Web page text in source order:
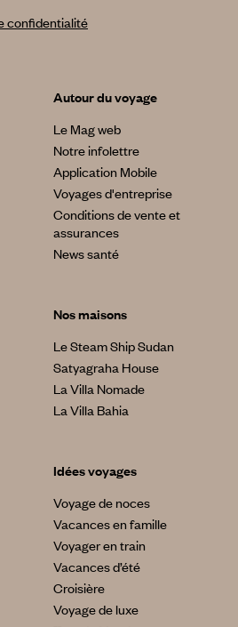
confidentialité
Autour du voyage
Le Mag web
Notre infolettre
Application Mobile
Voyages d'entreprise
Conditions de vente et
assurances
News santé
Nos maisons
Le Steam Ship Sudan
Satyagraha House
La Villa Nomade
La Villa Bahia
Idées voyages
Voyage de noces
Vacances en famille
Voyager en train
Vacances d’été
Croisière
Voyage de luxe